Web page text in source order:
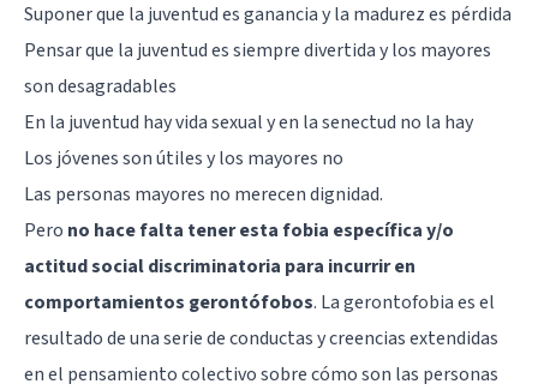
Suponer que la juventud es ganancia y la madurez es pérdida
Pensar que la juventud es siempre divertida y los mayores
son desagradables
En la juventud hay vida sexual y en la senectud no la hay
Los jóvenes son útiles y los mayores no
Las personas mayores no merecen dignidad.
Pero no hace falta tener esta fobia específica y/o
actitud social discriminatoria para incurrir en
comportamientos gerontófobos. La gerontofobia es el
resultado de una serie de conductas y creencias extendidas
en el pensamiento colectivo sobre cómo son las personas